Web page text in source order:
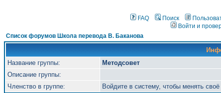
FAQ Поиск
Войти и
Список форумов Школа перевода В. Баканова
Название группы:
Методсовет
Описание группы:
Членство в группе:
Войдите в систему, чтобы менять